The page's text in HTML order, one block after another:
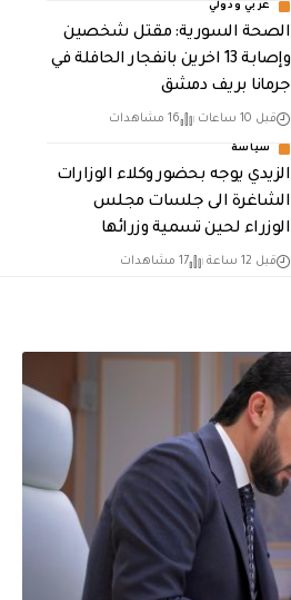
عربي ودولي
الصحة السورية: مقتل شخصين
وإصابة 13 اخرين بانفجار الحافلة في
جرمانا بريف دمشق
قبل 10 ساعات 16 مشاهدات
سياسة
الزيدي يوجه بحضور وكلاء الوزارات
الشاغرة الى جلسات مجلس
الوزراء لحين تسمية وزرائها
قبل 12 ساعة 17 مشاهدات